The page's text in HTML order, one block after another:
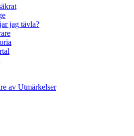
jag tävla?
av Utmärkelser